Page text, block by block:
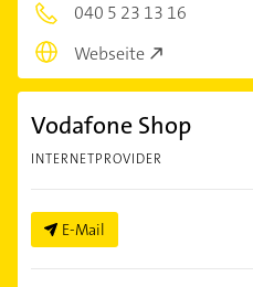
040 5 23 13 16
Webseite
Vodafone Shop
INTERNETPROVIDER
E-Mail